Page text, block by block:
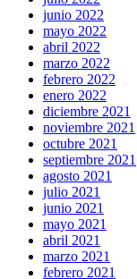
junio 2022
mayo 2022
abril 2022
marzo 2022
febrero 2022
enero 2022
diciembre 2021
noviembre 2021
octubre 2021
septiembre 2021
agosto 2021
julio 2021
junio 2021
mayo 2021
abril 2021
marzo 2021
febrero 2021